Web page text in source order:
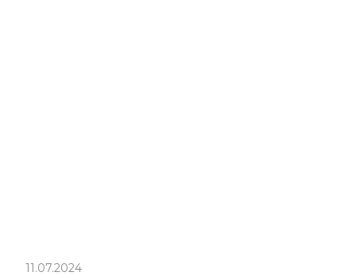
11.07.2024